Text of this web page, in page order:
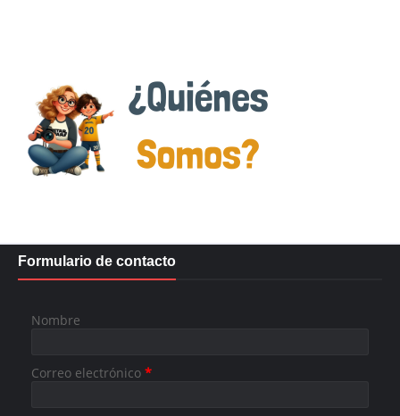
Formulario de contacto
Nombre
Correo electrónico *